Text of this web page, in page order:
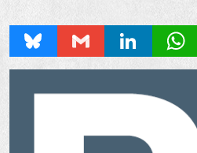
Bluesky Gmail LinkedIn